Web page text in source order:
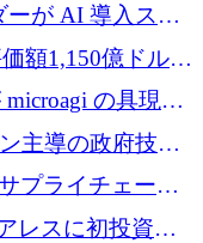
ーが AI 導入スタ
額1,150億ドルで
の具現化
主導の政府技術
オを拡大し ETG
プライチェーン
ドルを確保
レスに初投資、